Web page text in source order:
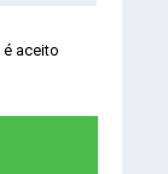
é aceito